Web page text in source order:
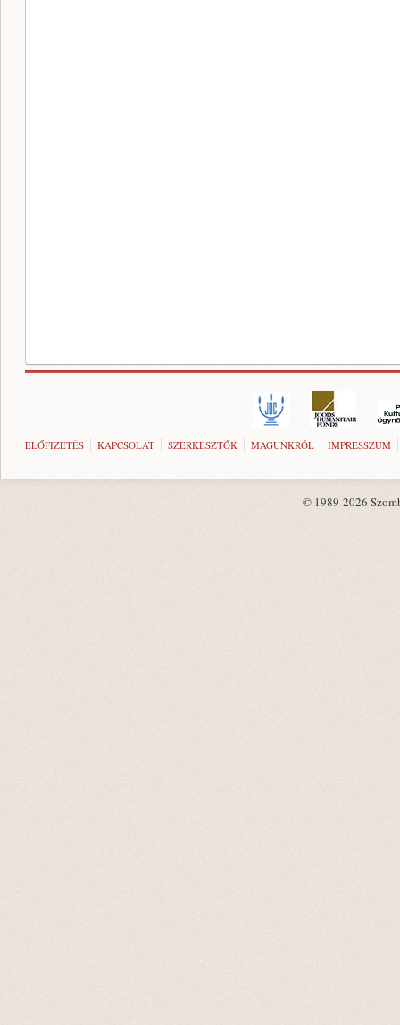
ELŐFIZETÉS KAPCSOLAT SZERKESZTŐK MAGUNKRÓL IMPRESSZUM
© 1989-2026